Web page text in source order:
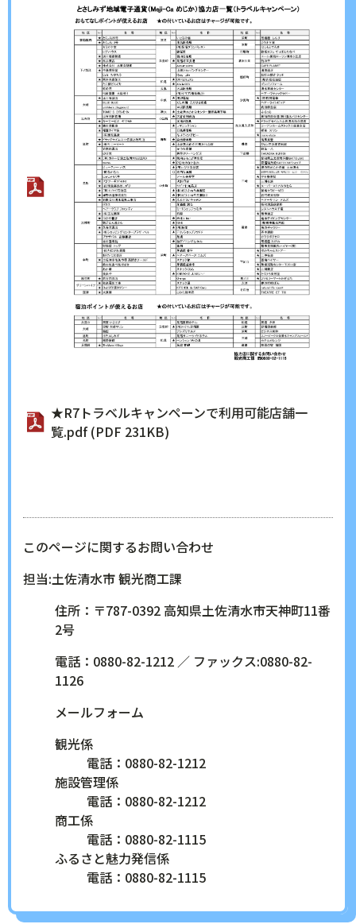
★R7トラベルキャンペーンで利用可能店舗一
覧.pdf (PDF 231KB)
このページに関するお問い合わせ
担当:土佐清水市観光商工課
住所：〒787-0392 高知県土佐清水市天神町11番
2号
電話：0880-82-1212 ／ ファックス:0880-82-
1126
メールフォーム
観光係
電話：0880-82-1212
施設管理係
電話：0880-82-1212
商工係
電話：0880-82-1115
ふるさと魅力発信係
電話：0880-82-1115